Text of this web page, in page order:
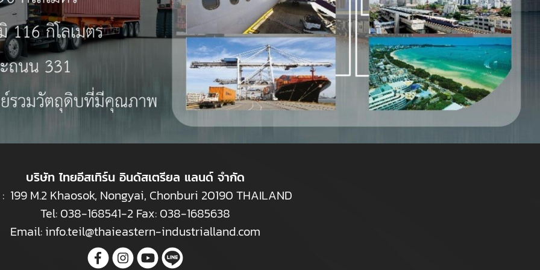
บริษัท ไทยอีสเทิร์น อินดัสเตรียล แลนด์ จำกัด
199 M.2 Khaosok, Nongyai, Chonburi 20190 THAILAND
Tel: 038-168541-2Fax: 038-1685638
Email: info.teil@thaieastern-industrialland.com